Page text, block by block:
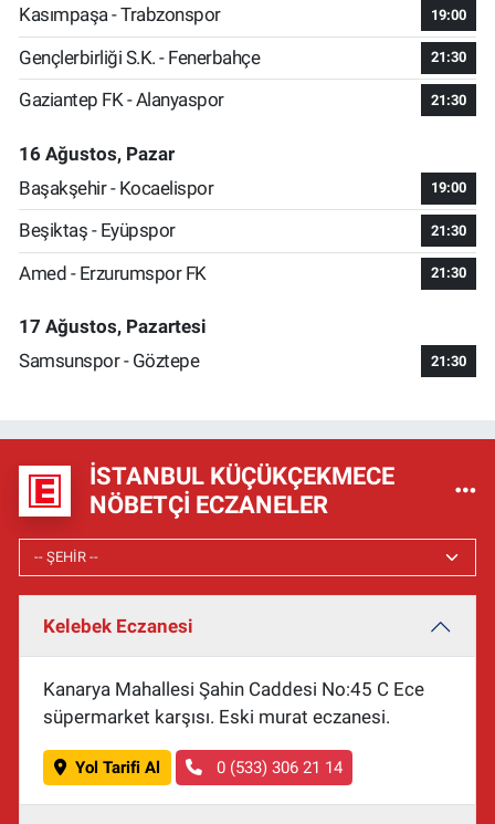
Kasımpaşa - Trabzonspor 19:00
Gençlerbirliği S.K. - Fenerbahçe 21:30
Gaziantep FK - Alanyaspor 21:30
16 Ağustos, Pazar
Başakşehir - Kocaelispor
19:00
Beşiktaş - Eyüpspor 21:30
Amed - Erzurumspor FK 21:30
17 Ağustos, Pazartesi
Samsunspor - Göztepe
21:30
İSTANBUL KÜÇÜKÇEKMECE
NÖBETÇI ECZANELER
Kelebek Eczanesi
Kanarya Mahallesi Şahin Caddesi No:45 C Ece
süpermarket karşısı. Eski murat eczanesi.
Yol Tarifi Al 0 (533) 306 21 14